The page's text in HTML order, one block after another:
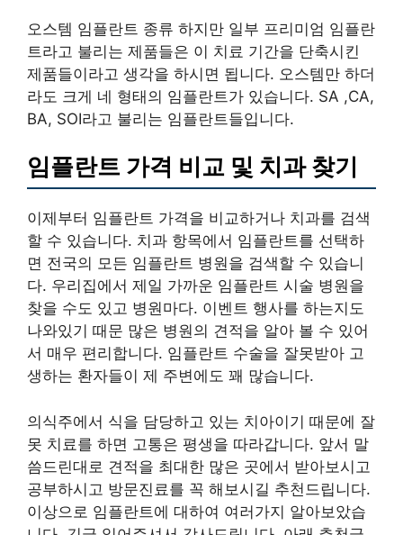
오스템 임플란트 종류 하지만 일부 프리미엄 임플란
트라고 불리는 제품들은 이 치료 기간을 단축시킨
제품들이라고 생각을 하시면 됩니다. 오스템만 하더
라도 크게 네 형태의 임플란트가 있습니다. SA ,CA,
BA, SOI라고 불리는 임플란트들입니다.
임플란트 가격 비교 및 치과 찾기
이제부터 임플란트 가격을 비교하거나 치과를 검색
할 수 있습니다. 치과 항목에서 임플란트를 선택하
면 전국의 모든 임플란트 병원을 검색할 수 있습니
다. 우리집에서 제일 가까운 임플란트 시술 병원을
찾을 수도 있고 병원마다. 이벤트 행사를 하는지도
나와있기 때문 많은 병원의 견적을 알아 볼 수 있어
서 매우 편리합니다. 임플란트 수술을 잘못받아 고
생하는 환자들이 제 주변에도 꽤 많습니다.
의식주에서 식을 담당하고 있는 치아이기 때문에 잘
못 치료를 하면 고통은 평생을 따라갑니다. 앞서 말
씀드린대로 견적을 최대한 많은 곳에서 받아보시고
공부하시고 방문진료를 꼭 해보시길 추천드립니다.
이상으로 임플란트에 대하여 여러가지 알아보았습